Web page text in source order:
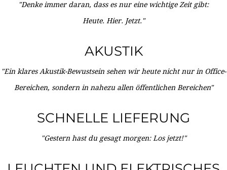
"Denke immer daran, dass es nur eine wichtige Zeit gibt:
Heute. Hier. Jetzt."
AKUSTIK
"Ein klares Akustik-Bewustsein sehen wir heute nicht nur in Office-
Bereichen, sondern in nahezu allen öffentlichen Bereichen"
SCHNELLE LIEFERUNG
"Gestern hast du gesagt morgen: Los jetzt!"